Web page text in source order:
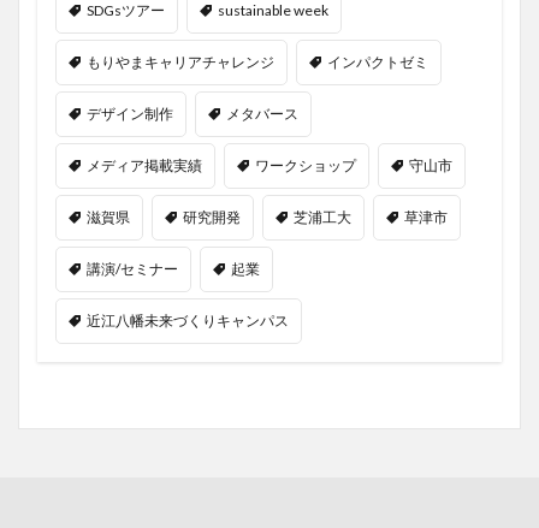
SDGsツアー sustainable week
もりやまキャリアチャレンジ インパクトゼミ
デザイン制作 メタバース
メディア掲載実績 ワークショップ 守山市
滋賀県 研究開発 芝浦工大 草津市
講演/セミナー 起業
近江八幡未来づくりキャンパス